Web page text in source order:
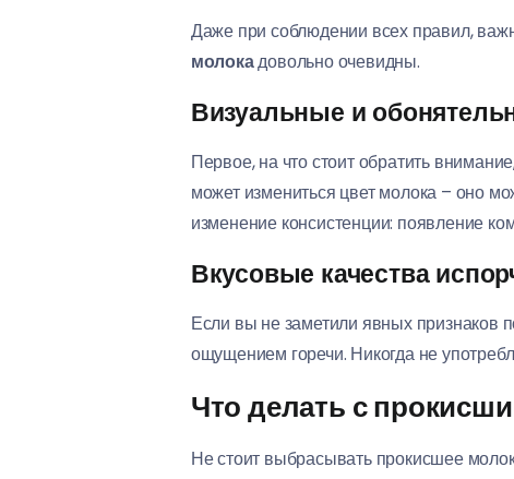
Даже при соблюдении всех правил,
молокадовольно очевидны.
Визуальные и
Первое, на что стоит обратить
может измениться цвет молока – оно
изменение консистенции: появление
Вкусовые качества
Если вы не заметили явных признаков
ощущением горечи. Никогда не
Что делать с
Не стоит выбрасывать прокисшее